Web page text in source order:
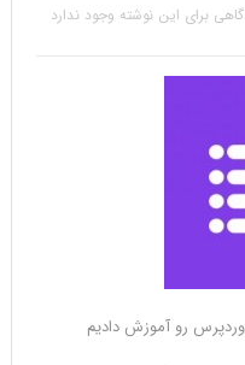
برای این نوشته وجود ندارد
رو آموزش دادیم